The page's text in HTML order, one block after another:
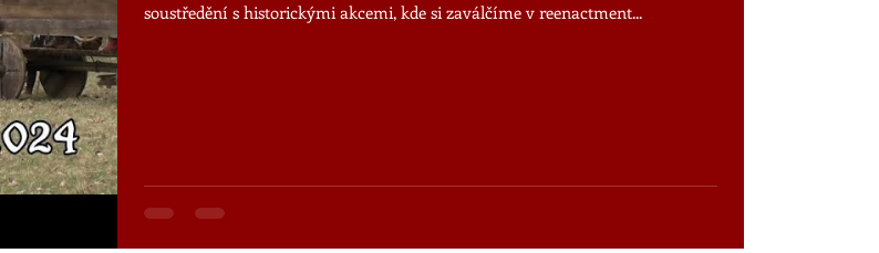
soustředění s historickými akcemi, kde si zaválčíme v reenactment...